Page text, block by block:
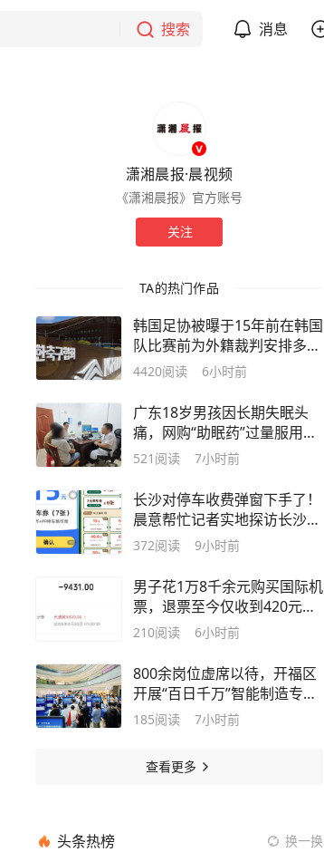
搜索 消息
潇湘晨报·晨视频
《潇湘晨报》官方账号
关注
TA的热门作品
韩国足协被曝于15年前在韩国
队比赛前为外籍裁判安排多次
性招待；经确认的色情招待情
衍在任时期
4420阅读 6小时前
广东18岁男孩因长期失眠头
痛，网购“助眠药”过量服用被
认定吸毒，复议办：主观上没
处罚
521 阅读 7小时前
长沙对停车收费弹窗下手了！
晨意帮忙记者实地探访长沙20
余处停车场
372阅读 9小时前
男子花1万8千余元购买国际机
票，退票至今仅收到420元退
款，航司和购票平台回应
210阅读 6小时前
800余岗位虚席以待，开福区
开展“百日千万”智能制造专场
招聘活动
185阅读 7小时前
查看更多
头条热榜 换一换